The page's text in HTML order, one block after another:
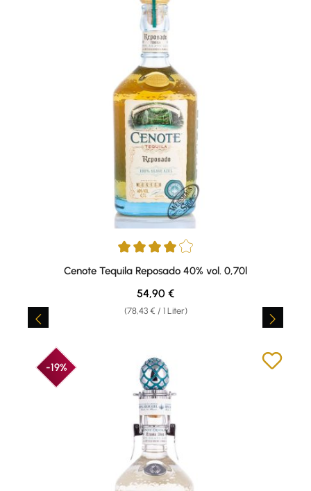
Durchschnittliche Bewertung von 4 von 5 Sternen
Cenote Tequila Reposado 40% vol. 0,70l
(78,43 € / 1 Liter)
Regulärer Preis:
54,90 €
-19%